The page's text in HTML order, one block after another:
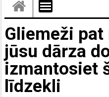
Gliemeži
jūsu dārza
izmantosiet
līdzekli